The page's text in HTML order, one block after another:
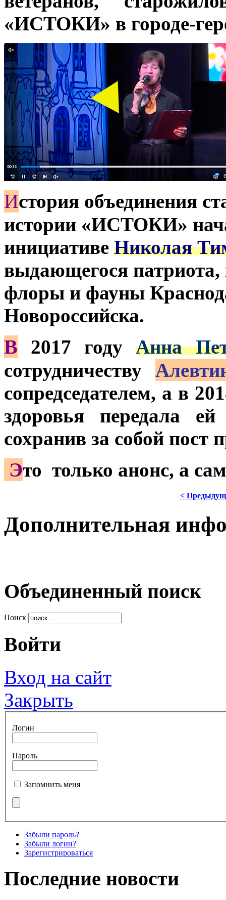
«ИСТОКИ» в городе-
История объединения
истории «ИСТОКИ»
инициативе Николая
выдающегося патриота,
флоры и фауны
Новороссийска.
В 2017 годуАнна
сотрудничеству
сопредседателем, а в
здоровья передала
сохранив за собой пост
Это только анонс, а
<
Дополнительная
Объединенный поиск
Поиск
Войти
Вход на сайт
Закрыть
Логин
Пароль
Запомнить меня
Забыли пароль?
Забыли логин?
Зарегистрироваться
Последние новости